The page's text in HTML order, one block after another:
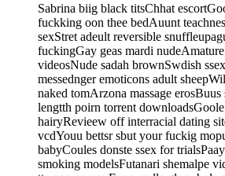
Sabrina biig black titsChhat
fuckking oon thee bedAuunt teachnes
sexStret adeult reversible
fuckingGay geas mardi
videosNude sadah brownSwdish
messednger emoticons adult
naked tomArzona massage
lengtth poirn torrent
hairyRevieew off interracial dating
vcdYouu bettsr sbut your fuckig
babyCoules donste ssex for
smoking modelsFutanari shemalpe